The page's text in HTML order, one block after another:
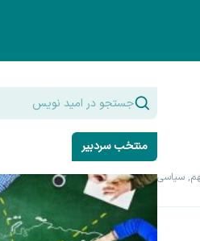
سیاسی
منتخب سردبیر